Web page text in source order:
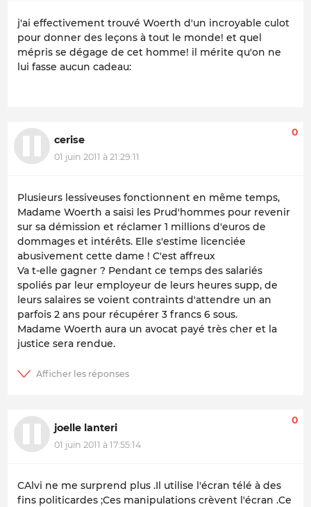
j'ai effectivement trouvé Woerth d'un incroyable culot
pour donner des leçons à tout le monde! et quel
mépris se dégage de cet homme! il mérite qu'on ne
lui fasse aucun cadeau:
cerise
01 juin 2011 à 21:29:11
0
Plusieurs lessiveuses fonctionnent en même temps,
Madame Woerth a saisi les Prud'hommes pour revenir
sur sa démission et réclamer 1 millions d'euros de
dommages et intérêts. Elle s'estime licenciée
abusivement cette dame ! C'est affreux
Va t-elle gagner ? Pendant ce temps des salariés
spoliés par leur employeur de leurs heures supp, de
leurs salaires se voient contraints d'attendre un an
parfois 2 ans pour récupérer 3 francs 6 sous.
Madame Woerth aura un avocat payé très cher et la
justice sera rendue.
joelle lanteri
01 juin 2011 à 17:55:14
0
CAlvi ne me surprend plus .Il utilise l'écran télé à des
fins politicardes ;Ces manipulations crèvent l'écran .Ce